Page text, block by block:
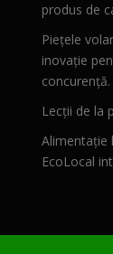
produs de
Piețele
inovație
concurență.
Lecții de la
Alimentație
EcoLocal